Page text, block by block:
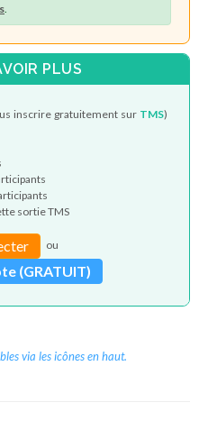
PLUS
inscrire gratuitement sur TMS)
sortie TMS
ou
(GRATUIT)
via les icônes en haut.